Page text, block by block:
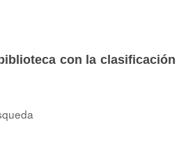
con la clasificación